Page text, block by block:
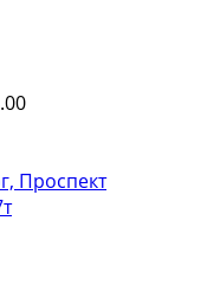
Проспект